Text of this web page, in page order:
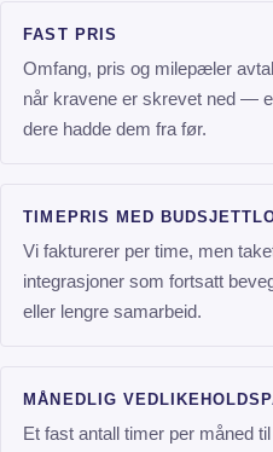
FAST PRIS
Omfang, pris og milepæler
når kravene er skrevet ned —
dere hadde dem fra før.
TIMEPRIS MED
Vi fakturerer per time, men
integrasjoner som fortsatt
eller lengre samarbeid.
MÅNEDLIG
Et fast antall timer per måned